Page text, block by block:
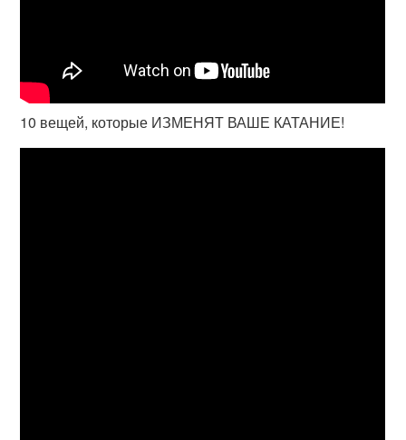
10 вещей, которые ИЗМЕНЯТ ВАШЕ КАТАНИЕ!